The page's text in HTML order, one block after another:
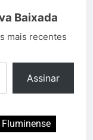
Baixada
mais recentes
Assinar